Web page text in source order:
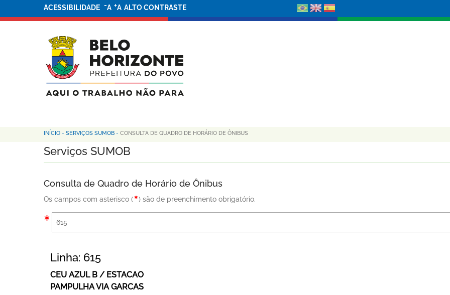
ACESSIBILIDADE -A +A ALTO CONTRASTE
INÍCIO - SERVIÇOS SUMOB - CONSULTA DE QUADRO DE HORÁRIO DE ÔNIBUS
Serviços SUMOB
Consulta de Quadro de Horário de Ônibus
Os campos com asterisco ( ) são de preenchimento obrigatório.
Linha: 615
CEU AZUL B / ESTACAO
PAMPULHA VIA GARCAS